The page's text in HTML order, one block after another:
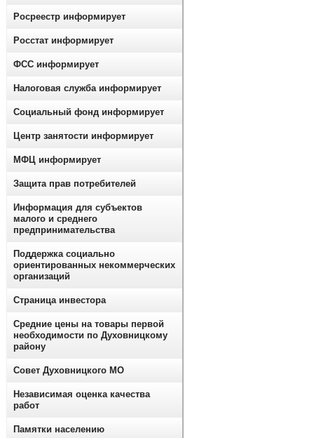
Росреестр информирует
Росстат информирует
ФСС информирует
Налоговая служба информирует
Социальный фонд информирует
Центр занятости информирует
МФЦ информирует
Защита прав потребителей
Информация для субъектов
малого и среднего
предпринимательства
Поддержка социально
ориентированных некоммерческих
организаций
Страница инвестора
Средние цены на товары первой
необходимости по Духовницкому
району
Совет Духовницкого МО
Независимая оценка качества
работ
Памятки населению